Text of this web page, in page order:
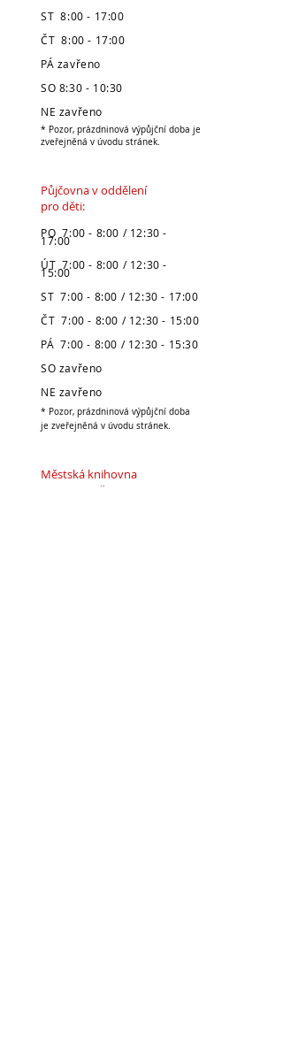
ST 8:00 - 17:00
ČT 8:00 - 17:00
PÁ zavřeno
SO 8:30 - 10:30
NE zavřeno
* Pozor, prázdninová výpůjční doba je
zveřejněná v úvodu stránek.
Půjčovna v oddělení
pro děti:
PO 7:00 - 8:00 / 12:30 -
17:00
ÚT 7:00 - 8:00 / 12:30 -
15:00
ST 7:00 - 8:00 / 12:30 - 17:00
ČT 7:00 - 8:00 / 12:30 - 15:00
PÁ 7:00 - 8:00 / 12:30 - 15:30
SO zavřeno
NE zavřeno
* Pozor, prázdninová výpůjční doba
je zveřejněná v úvodu stránek.
Městská knihovna
v Broumově